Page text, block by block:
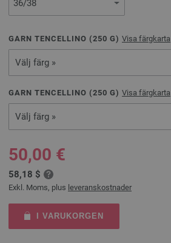
GARN TENCELLINO (250 G) Visa färgkarta
Välj färg »
GARN TENCELLINO (250 G) Visa färgkarta
Välj färg »
50,00 €
58,18 $
Exkl. Moms, plus leveranskostnader
I VARUKORGEN